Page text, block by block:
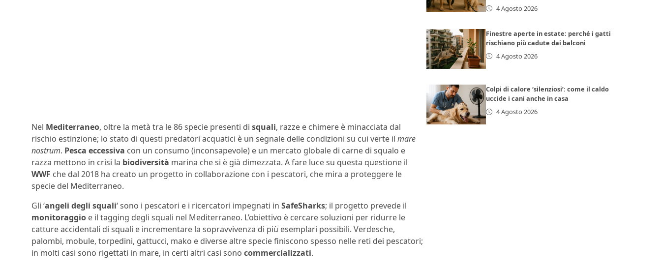
Nel Mediterraneo, oltre la metà tra le 86 specie presenti di squali, razze e chimere è minacciata dal
rischio estinzione; lo stato di questi predatori acquatici è un segnale delle condizioni su cui verte il mare
nostrum. Pesca eccessiva con un consumo (inconsapevole) e un mercato globale di carne di squalo e
razza mettono in crisi la biodiversità marina che si è già dimezzata. A fare luce su questa questione il
WWF che dal 2018 ha creato un progetto in collaborazione con i pescatori, che mira a proteggere le
specie del Mediterraneo.
Gli ‘angeli degli squali‘ sono i pescatori e i ricercatori impegnati in SafeSharks; il progetto prevede il
monitoraggio e il tagging degli squali nel Mediterraneo. L’obiettivo è cercare soluzioni per ridurre le
catture accidentali di squali e incrementare la sopravvivenza di più esemplari possibili. Verdesche,
palombi, mobule, torpedini, gattucci, mako e diverse altre specie finiscono spesso nelle reti dei pescatori;
in molti casi sono rigettati in mare, in certi altri casi sono commercializzati.
4 Agosto 2026
Finestre aperte in estate: perché i gatti
rischiano più cadute dai balconi
4 Agosto 2026
Colpi di calore ‘silenziosi’: come il caldo
uccide i cani anche in casa
4 Agosto 2026